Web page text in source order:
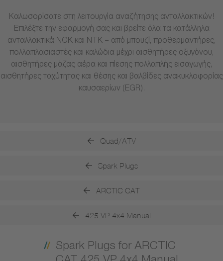
Καλωσορίσατε στη λειτουργία αναζήτησης ανταλλακτικών!
Επιλέξτε την εφαρμογή σας και βρείτε όλα τα κατάλληλα
ανταλλακτικά NGK και NTK – από μπουζί, προθερμαντήρες,
πολλαπλασιαστές και καλώδια μέχρι αισθητήρες οξυγόνου,
αισθητήρες μάζας αέρα και πίεσης πολλαπλής εισαγωγής,
αισθητήρες ταχύτητας και θέσης και βαλβίδες ανακυκλοφορίας
καυσαερίων (EGR).
Quad/ATV
Spark Plugs
ARCTIC CAT
425 VP 4x4 Manual
Spark Plugs for ARCTIC